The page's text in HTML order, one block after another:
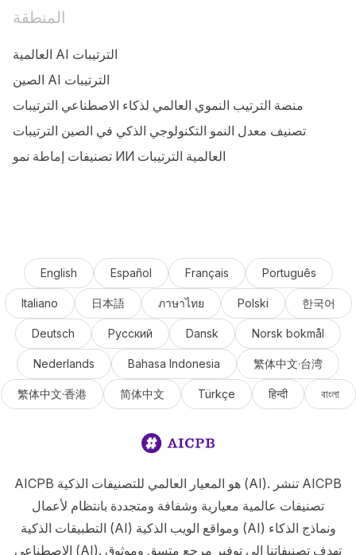
المنطقة
العالمية AI الترتيبات
الصين AI الترتيبات
منصة الترتيب النموي العالمي لذكاء الاصطناعي الترتيبات
تصنيف معدل النمو التكنولوجي الذكي في الصين الترتيبات
تصنيفات إماطة نمو ИИ العالمية الترتيبات
English Español Français Português
Italiano 日本語 ภาษาไทย Polski 한국어
Deutsch Русский Dansk Norsk bokmål
Nederlands Bahasa Indonesia 繁体中文·台湾
繁体中文·香港 简体中文 Türkçe हिन्दी বাংলা
AICPB هو المعيار العالمي للتصنيفات الذكية (AI). تنشر AICPB
تصنيفات عالمية معيارية وشفافة ومتجددة بانتظام لأعمال
التطبيقات الذكية (AI) ومواقع الويب الذكية (AI) ونماذج الذكاء
الاصطناعي (AI). تهدف تصنيفاتنا إلى توفير مرجع متسق وموثوق